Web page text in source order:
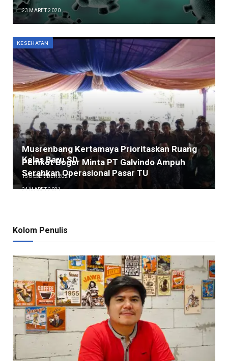
23 MARET 2020
KESEHATAN
Musrenbang Kertamaya Prioritaskan Ruang
Kelas Baru SD
13 DESEMBER 2021
Pemkot Bogor Minta PT Galvindo Ampuh
Serahkan Operasional Pasar TU
24 MARET 2021
Kolom Penulis